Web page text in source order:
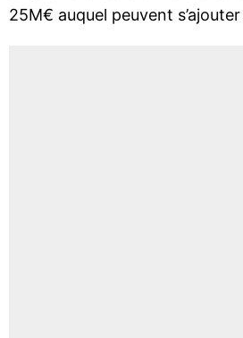
25M€ auquel peuvent